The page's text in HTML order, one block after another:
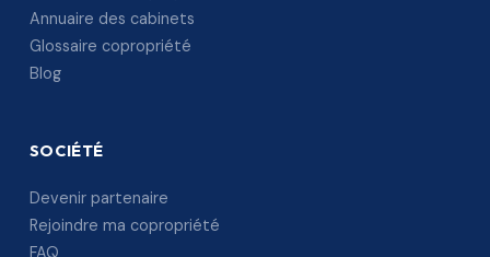
Annuaire des cabinets
Glossaire copropriété
Blog
SOCIÉTÉ
Devenir partenaire
Rejoindre ma copropriété
FAQ